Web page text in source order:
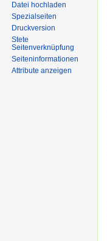
Datei hochladen
Spezialseiten
Druckversion
Stete
Seitenverknüpfung
Seiten­informationen
Attribute anzeigen